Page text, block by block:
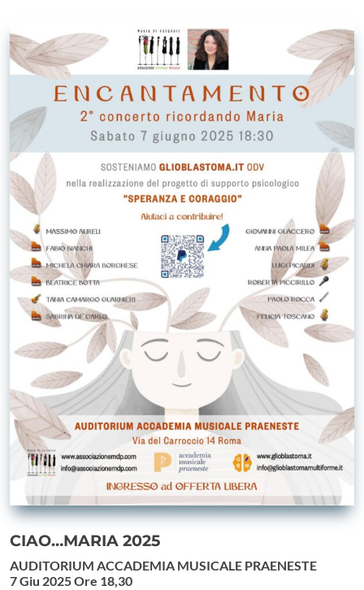
CIAO…MARIA 2025
AUDITORIUM ACCADEMIA MUSICALE PRAENESTE
7 Giu 2025Ore 18,30